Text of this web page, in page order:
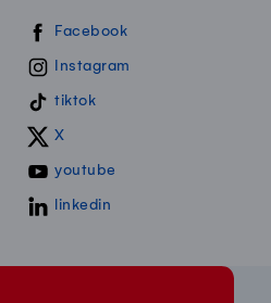
Swissmilk sur les réseaux sociaux
Facebook
Instagram
tiktok
X
youtube
linkedin